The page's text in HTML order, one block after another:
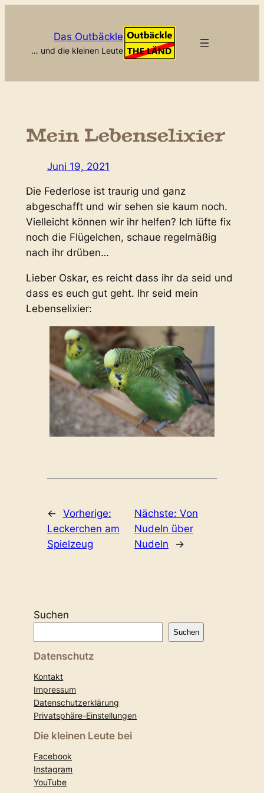
Das Outbäckle
… und die kleinen Leute
Mein Lebenselixier
Juni 19, 2021
Die Federlose ist traurig und ganz
abgeschafft und wir sehen sie kaum noch.
Vielleicht können wir ihr helfen? Ich lüfte fix
noch die Flügelchen, schaue regelmäßig
nach ihr drüben…
Lieber Oskar, es reicht dass ihr da seid und
dass es euch gut geht. Ihr seid mein
Lebenselixier:
← Vorherige:
Leckerchen am
Spielzeug
Nächste: Von
Nudeln über
Nudeln
→
Suchen
Suchen
Datenschutz
Kontakt
Impressum
Datenschutzerklärung
Privatsphäre-Einstellungen
Die kleinen Leute bei
Facebook
Instagram
YouTube